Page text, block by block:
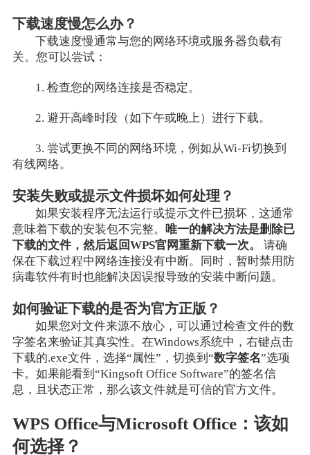
下载速度慢怎么办？
下载速度慢通常与您的网络环境或服务器负载有
关。您可以尝试：
1. 检查您的网络连接是否稳定。
2. 避开高峰时段（如下午或晚上）进行下载。
3. 尝试更换不同的网络环境，例如从Wi-Fi切换到
有线网络。
安装失败或提示文件损坏如何处理？
如果安装程序无法运行或提示文件已损坏，这通常
意味着下载的安装包不完整。
唯一的解决方法是删除已
下载的文件，然后返回WPS官网重新下载一次。
请确
保在下载过程中网络连接没有中断。同时，暂时禁用防
病毒软件有时也能解决因误报导致的安装中断问题。
如何验证下载的是否为官方正版？
如果您对文件来源不放心，可以通过检查文件的数
字签名来验证其真实性。在Windows系统中，右键点击
下载的.exe文件，选择“属性”，切换到“数字签名”选项
卡。如果能看到“Kingsoft Office Software”的签名信
息，且状态正常，那么该文件就是可信的官方文件。
WPS Office与Microsoft Office：该如
何选择？